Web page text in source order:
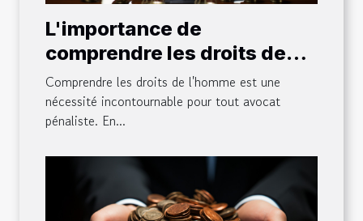
L'importance de
comprendre les droits de
l'homme pour un avocat
pénaliste
Comprendre les droits de l'homme est une
nécessité incontournable pour tout avocat
pénaliste. En...